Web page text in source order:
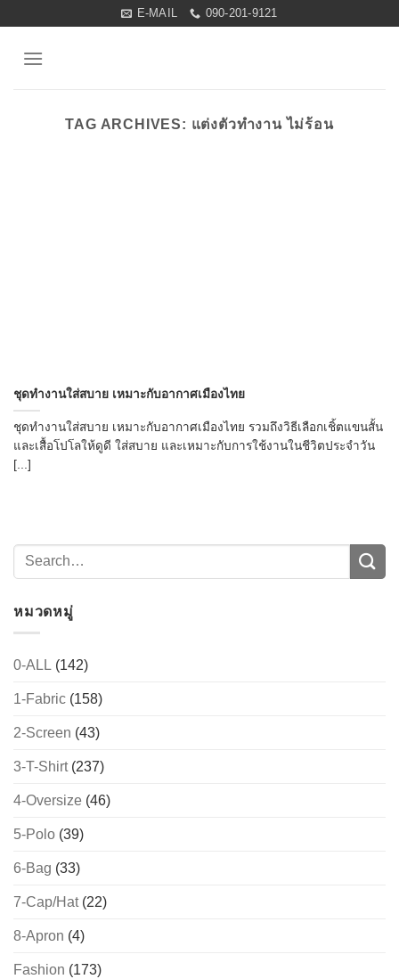
content
E-MAIL 090-201-9121
TAG ARCHIVES: แต่งตัวทำงาน ไม่ร้อน
ชุดทำงานใส่สบาย เหมาะกับอากาศเมืองไทย
ชุดทำงานใส่สบาย เหมาะกับอากาศเมืองไทย รวมถึงวิธีเลือกเชิ้ตแขนสั้น
และเสื้อโปโลให้ดูดี ใส่สบาย และเหมาะกับการใช้งานในชีวิตประจำวัน
[...]
หมวดหมู่
0-ALL (142)
1-Fabric (158)
2-Screen (43)
3-T-Shirt(237)
4-Oversize (46)
5-Polo (39)
6-Bag (33)
7-Cap/Hat(22)
8-Apron (4)
Fashion (173)